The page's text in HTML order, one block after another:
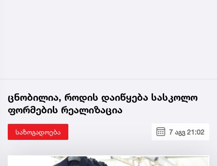
ცნობილია, როდის დაიწყება სასკოლო
ფორმების რეალიზაცია
საზოგადოება 7 აგვ 21:02